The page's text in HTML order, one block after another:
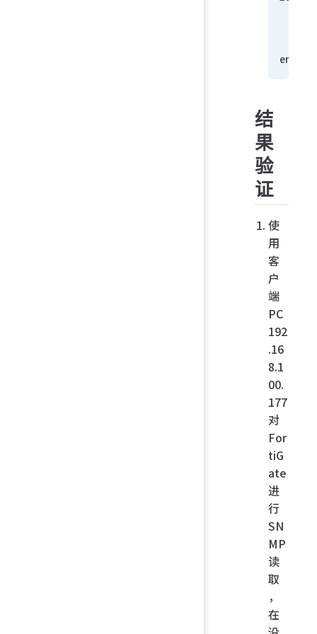
end
结
果
验
证
使
用
客
户
端
PC
192
.16
8.1
00.
177
对
For
tiG
ate
进
行
SN
MP
读
取
，
在